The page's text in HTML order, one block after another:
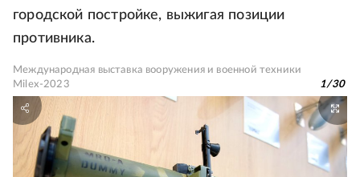
городской постройке, выжигая позиции
противника.
Международная выставка вооружения и военной техники
Milex-2023
1/30